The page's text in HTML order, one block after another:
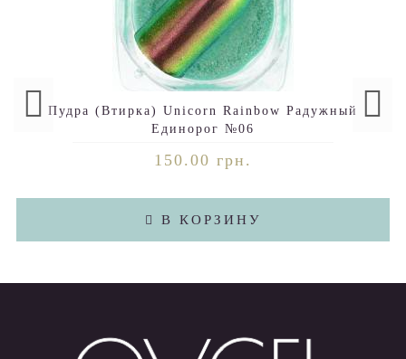
Пудра (Втирка) Unicorn Rainbow Радужный
Единорог №06
150.00 грн.
В КОРЗИНУ